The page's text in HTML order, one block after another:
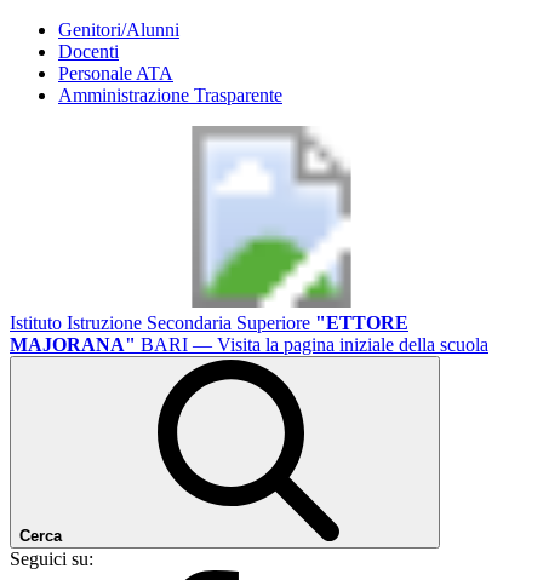
Genitori/Alunni
Docenti
Personale ATA
Amministrazione Trasparente
Istituto Istruzione Secondaria Superiore "ETTORE
MAJORANA" BARI — Visita la pagina iniziale della scuola
Cerca
Seguici su: